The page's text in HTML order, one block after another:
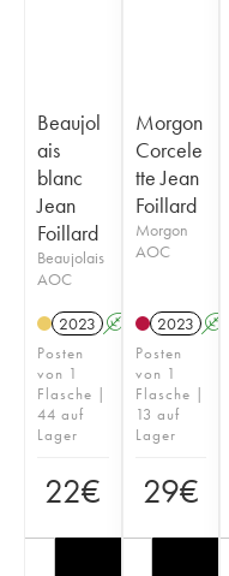
Beaujol
ais
blanc
Jean
Foillard
Beaujolais
AOC
2023 A
Posten
von 1
Flasche |
44 auf
Lager
22€
Morgon
Corcele
tte Jean
Foillard
Morgon
AOC
2023 A
Posten
von 1
Flasche |
13 auf
Lager
29€